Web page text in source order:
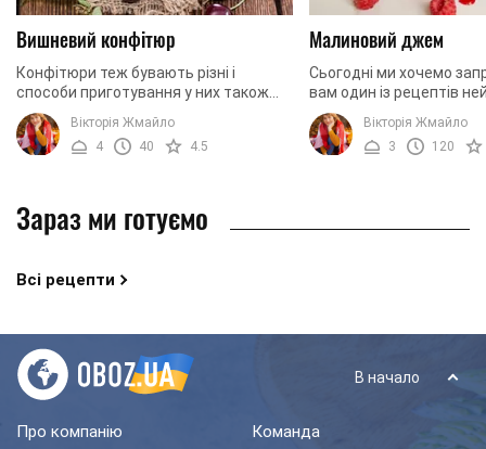
Вишневий конфітюр
Конфітюри теж бувають різні і
способи приготування у них також
відрізняються. В даному рецепті ми
використовували, крім вишень і цукру,
крохмаль. ...
Вікторія Жмайло
4
40 4.5
Малиновий джем
Сьогодні ми хочемо
вам один із рецептів
смачного та
джему. Окрім того, що
запропонований
Вікторія Жмайло
3
120
Зараз ми готуємо
Всі рецепти
В начало
Про компанію Команда